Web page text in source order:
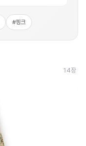
#핑크
14장